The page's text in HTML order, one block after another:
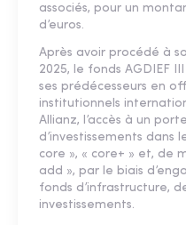
associés, pour un
d’euros.
Après avoir procédé à
2025, le fonds AGDIEF
ses prédécesseurs en
institutionnels
Allianz, l’accès à un
d’investissements dans
core », « core+ » et, de
add », par le biais
fonds d’infrastructure,
investissements.